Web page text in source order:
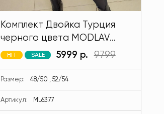
Комплект Двойка Турция
черного цвета MODLAV
ML6377-13
HIT SALE 5999 р. 9799
Размер: 48/50 , 52/54
Артикул: ML6377